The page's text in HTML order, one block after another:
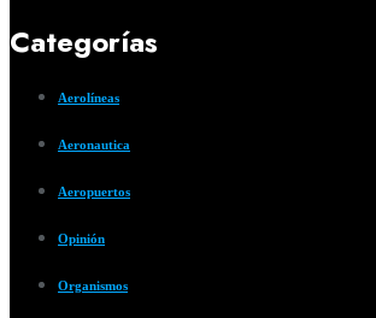
Categorías
Aerolíneas
Aeronautica
Aeropuertos
Opinión
Organismos